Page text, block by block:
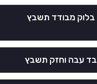
בלוק מבודד תשבץ
בד עבה וחזק תשבץ